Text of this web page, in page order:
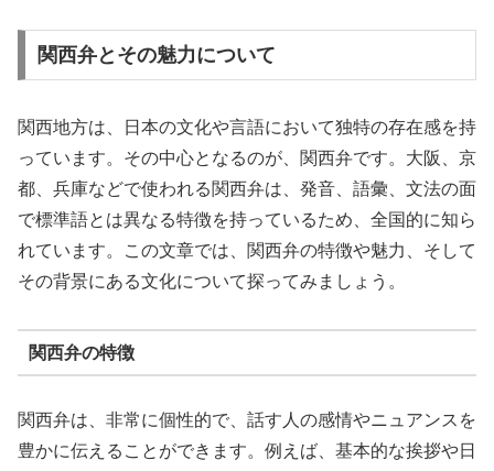
関西弁とその魅力について
関西地方は、日本の文化や言語において独特の存在感を持
っています。その中心となるのが、関西弁です。大阪、京
都、兵庫などで使われる関西弁は、発音、語彙、文法の面
で標準語とは異なる特徴を持っているため、全国的に知ら
れています。この文章では、関西弁の特徴や魅力、そして
その背景にある文化について探ってみましょう。
関西弁の特徴
関西弁は、非常に個性的で、話す人の感情やニュアンスを
豊かに伝えることができます。例えば、基本的な挨拶や日